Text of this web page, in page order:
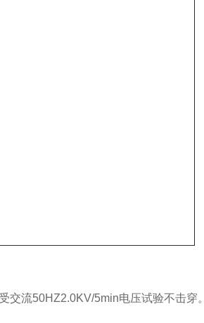
流50HZ2.0KV/5min电压试验不击穿。